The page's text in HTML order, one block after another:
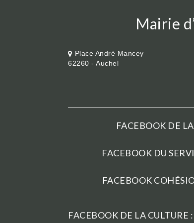
Mairie
Place André Mancey
62260 - Auchel
FACEBOOK DE
FACEBOOK DU
FACEBOOK
FACEBOOK DE LA CULTURE :